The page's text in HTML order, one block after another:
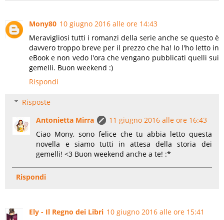
Mony80 10 giugno 2016 alle ore 14:43
Meravigliosi tutti i romanzi della serie anche se questo è
davvero troppo breve per il prezzo che ha! Io l'ho letto in
eBook e non vedo l'ora che vengano pubblicati quelli sui
gemelli. Buon weekend :)
Rispondi
Risposte
Antonietta Mirra
11 giugno 2016 alle ore 16:43
Ciao Mony, sono felice che tu abbia letto questa
novella e siamo tutti in attesa della storia dei
gemelli! <3 Buon weekend anche a te! :*
Rispondi
Ely - Il Regno dei Libri 10 giugno 2016 alle ore 15:41